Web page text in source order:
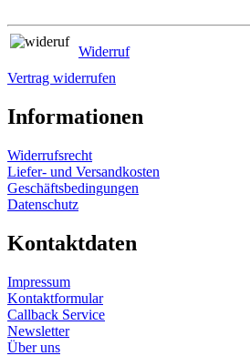
Widerruf
Vertrag widerrufen
Informationen
Widerrufsrecht
Liefer- und Versandkosten
Geschäftsbedingungen
Datenschutz
Kontaktdaten
Impressum
Kontaktformular
Callback Service
Newsletter
Über uns